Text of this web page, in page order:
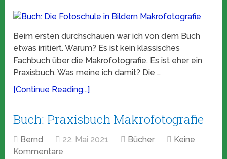
Beim ersten durchschauen war ich von dem Buch
etwas irritiert. Warum? Es ist kein klassisches
Fachbuch über die Makrofotografie. Es ist eher ein
Praxisbuch. Was meine ich damit? Die …
[Continue Reading...]
Buch: Praxisbuch Makrofotografie
Bernd 22. Mai 2021 Bücher
Keine
Kommentare